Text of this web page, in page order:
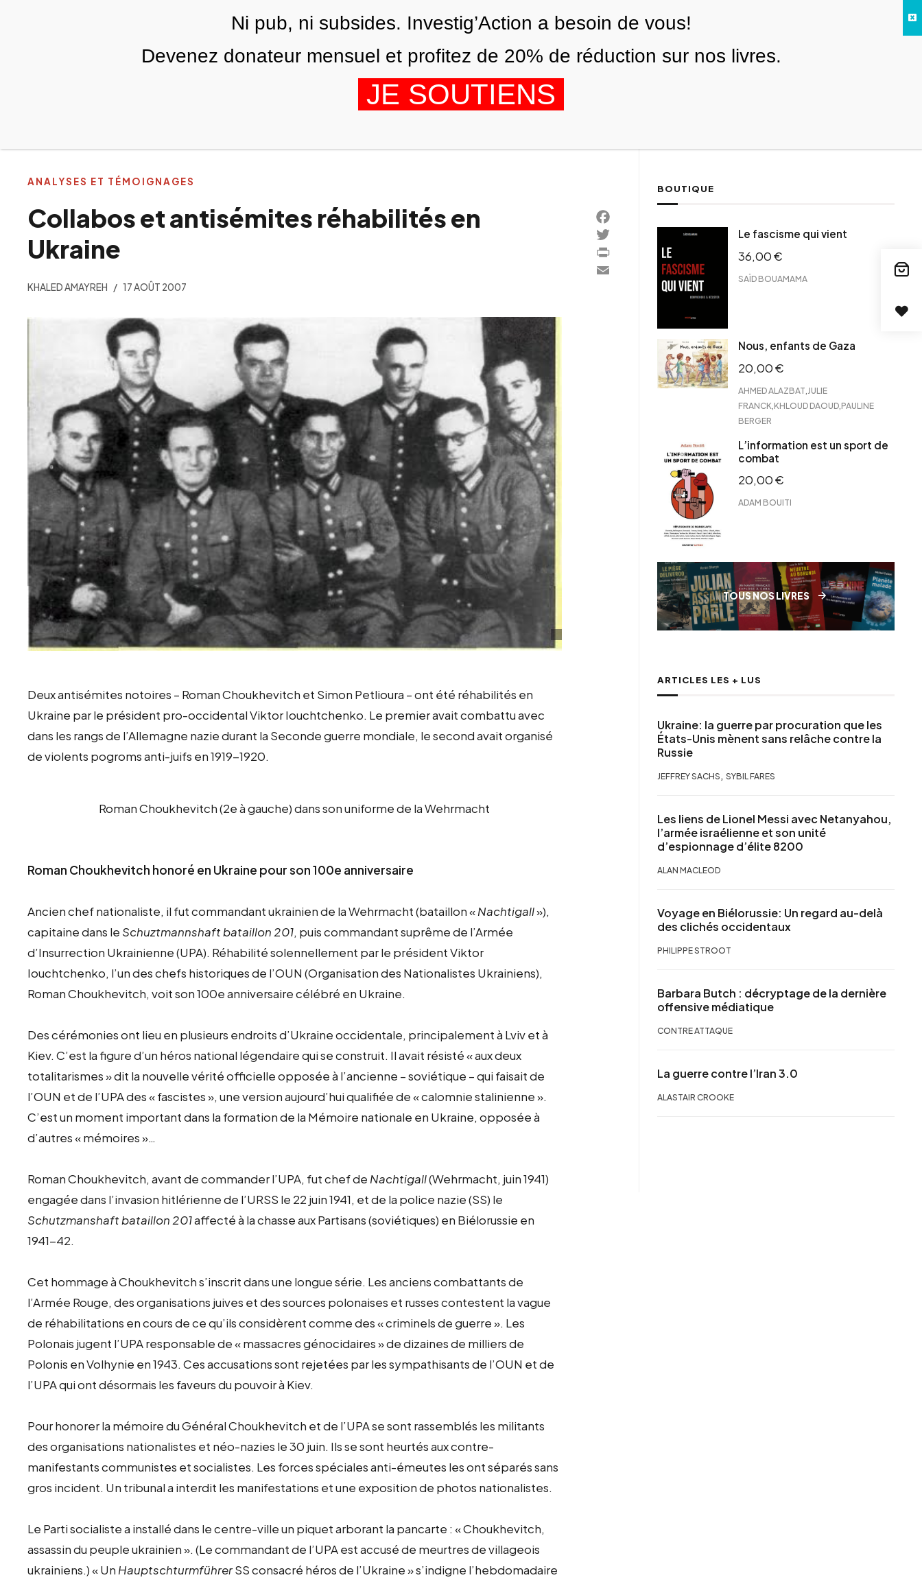
NOUS AGENDA
Collabos et antisémites réhabilités en
Ukraine
KHALED AMAYREH 17 AOÛT 2007
Deux antisémites notoires – Roman Choukhevitch et Simon Petlioura – ont été réhabilités en
Ukraine par le président pro-occidental Viktor Iouchtchenko. Le premier avait combattu avec
dans les rangs de l’Allemagne nazie durant la Seconde guerre mondiale, le second avait organisé
de violents pogroms anti-juifs en 1919-1920.
Roman Choukhevitch (2e à gauche) dans son uniforme de la Wehrmacht
Roman Choukhevitch honoré en Ukraine pour son 100e anniversaire
Ancien chef nationaliste, il fut commandant ukrainien de la Wehrmacht (bataillon «Nachtigall»),
capitaine dans le Schuztmannshaft bataillon 201, puis commandant suprême de l’Armée
d’Insurrection Ukrainienne (UPA). Réhabilité solennellement par le président Viktor
Iouchtchenko, l’un des chefs historiques de l’OUN (Organisation des Nationalistes Ukrainiens),
Roman Choukhevitch, voit son 100e anniversaire célébré en Ukraine.
Des cérémonies ont lieu en plusieurs endroits d’Ukraine occidentale, principalement à Lviv et à
Kiev. C’est la figure d’un héros national légendaire qui se construit. Il avait résisté « aux deux
totalitarismes » dit la nouvelle vérité officielle opposée à l’ancienne – soviétique – qui faisait de
l’OUN et de l’UPA des « fascistes », une version aujourd’hui qualifiée de « calomnie stalinienne ».
C’est un moment important dans la formation de la Mémoire nationale en Ukraine, opposée à
d’autres « mémoires »…
Roman Choukhevitch, avant de commander l’UPA, fut chef de Nachtigall(Wehrmacht, juin 1941)
engagée dans l’invasion hitlérienne de l’URSS le 22 juin 1941, et de la police nazie (SS) le
Schutzmanshaft bataillon 201affecté à la chasse aux Partisans (soviétiques) en Biélorussie en
1941-42.
Cet hommage à Choukhevitch s’inscrit dans une longue série. Les anciens combattants de
l’Armée Rouge, des organisations juives et des sources polonaises et russes contestent la vague
de réhabilitations en cours de ce qu’ils considèrent comme des « criminels de guerre ». Les
Polonais jugent l’UPA responsable de « massacres génocidaires » de dizaines de milliers de
Polonis en Volhynie en 1943. Ces accusations sont rejetées par les sympathisants de l’OUN et de
l’UPA qui ont désormais les faveurs du pouvoir à Kiev.
Pour honorer la mémoire du Général Choukhevitch et de l’UPA se sont rassemblés les militants
des organisations nationalistes et néo-nazies le 30 juin. Ils se sont heurtés aux contre-
manifestants communistes et socialistes. Les forces spéciales anti-émeutes les ont séparés sans
gros incident. Un tribunal a interdit les manifestations et une exposition de photos nationalistes.
Le Parti socialiste a installé dans le centre-ville un piquet arborant la pancarte : « Choukhevitch,
assassin du peuple ukrainien ». (Le commandant de l’UPA est accusé de meurtres de villageois
ukrainiens.) « Un HauptschturmführerSS consacré héros de l’Ukraine » s’indigne l’hebdomadaire
ANALYSES ET TÉMOIGNAGES
Facebook
Twitter
PrintFriendly
Email
BOUTIQUE
Le fascisme qui vient
36,00€
SAÏD BOUAMAMA
Nous, enfants de Gaza
20,00€
AHMED ALAZBAT JULIE
FRANCK KHLOUD DAOUD PAULINE
BERGER
L’information est un sport de
combat
20,00€
ADAM BOUITI
TOUS NOS LIVRES
ARTICLES LES + LUS
Ukraine: la guerre par procuration que les
États-Unis mènent sans relâche contre la
Russie
JEFFREY SACHS , SYBIL FARES
Les liens de Lionel Messi avec Netanyahou,
l’armée israélienne et son unité
d’espionnage d’élite 8200
ALAN MACLEOD
Voyage en Biélorussie: Un regard au-delà
des clichés occidentaux
PHILIPPE STROOT
Barbara Butch : décryptage de la dernière
offensive médiatique
CONTRE ATTAQUE
La guerre contre l’Iran 3.0
ALASTAIR CROOKE
Ni pub, ni subsides. Investig’Action a besoin de vous!
Devenez donateur mensuel et profitez de 20% de réduction sur nos livres.
JE SOUTIENS